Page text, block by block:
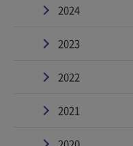
2024
2023
2022
2021